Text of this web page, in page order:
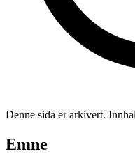
Denne sida er arkivert.
Emne